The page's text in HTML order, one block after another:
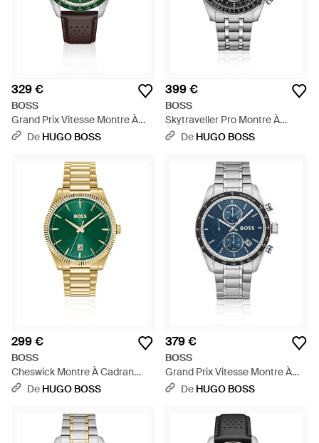
329 €
BOSS
Grand Prix Vitesse Montre À
Cadran Vert Et Bracelet Perforé
De HUGO BOSS
399 €
BOSS
Skytraveller Pro Montre À
Cadran Noir Avec Verre Saphir
De HUGO BOSS
299 €
BOSS
Cheswick Montre À Cadran
Vert À Lunette Cannelée -
De HUGO BOSS
379 €
BOSS
Grand Prix Vitesse Montre À
Cadran Bleu Et Bracelet
De HUGO BOSS